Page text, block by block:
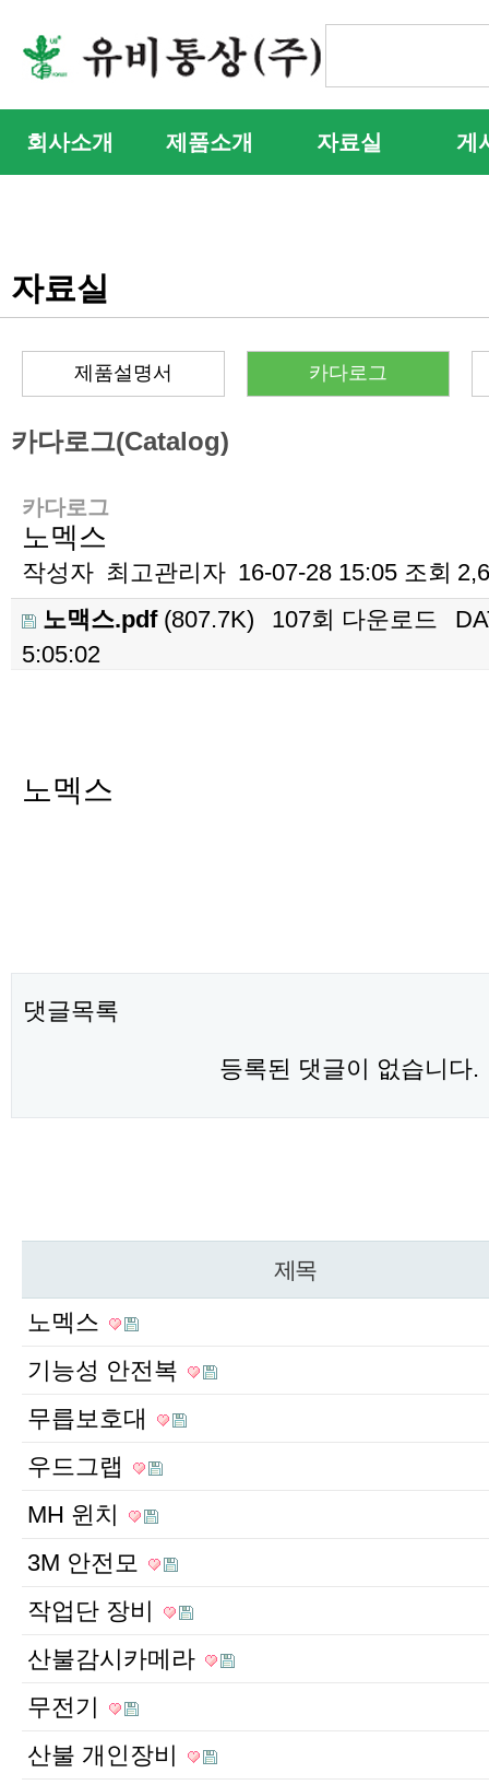
회사소개 제품소개 자료실 게
자료실
제품설명서 카다로그
카다로그(Catalog)
카다로그
노멕스
작성자 최고관리자 16-07-28 15:05 조회
노맥스.pdf(807.7K) 107회 다운로드
5:05:02
노멕스
댓글목록
등록된 댓글이 없습니다.
제목
노멕스
기능성 안전복
무릅보호대
우드그랩
MH 윈치
3M 안전모
작업단 장비
산불감시카메라
무전기
산불 개인장비